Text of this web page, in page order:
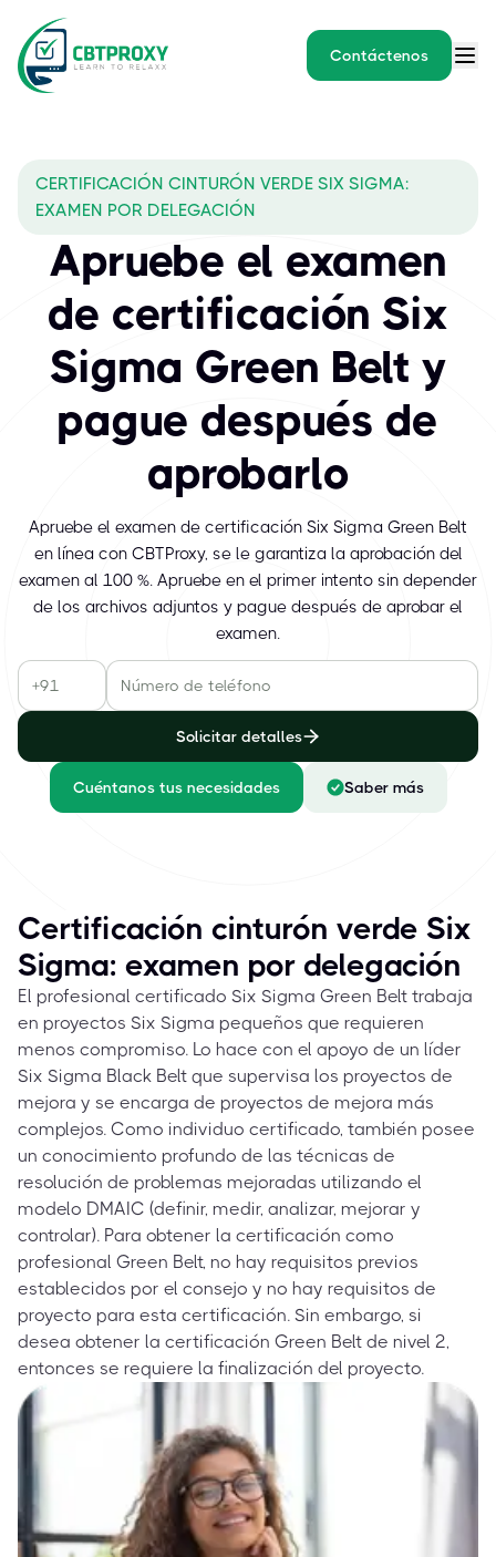
Contáctenos
CERTIFICACIÓN CINTURÓN VERDE SIX SIGMA:
EXAMEN POR DELEGACIÓN
Apruebe el examen
de certificación Six
Sigma Green Belt y
pague después de
aprobarlo
Apruebe el examen de certificación Six Sigma Green Belt
en línea con CBTProxy, se le garantiza la aprobación del
examen al 100 %. Apruebe en el primer intento sin depender
de los archivos adjuntos y pague después de aprobar el
examen.
Solicitar detalles
Cuéntanos tus necesidades Saber más
Certificación cinturón verde Six
Sigma: examen por delegación
El profesional certificado Six Sigma Green Belt trabaja
en proyectos Six Sigma pequeños que requieren
menos compromiso. Lo hace con el apoyo de un líder
Six Sigma Black Belt que supervisa los proyectos de
mejora y se encarga de proyectos de mejora más
complejos. Como individuo certificado, también posee
un conocimiento profundo de las técnicas de
resolución de problemas mejoradas utilizando el
modelo DMAIC (definir, medir, analizar, mejorar y
controlar). Para obtener la certificación como
profesional Green Belt, no hay requisitos previos
establecidos por el consejo y no hay requisitos de
proyecto para esta certificación. Sin embargo, si
desea obtener la certificación Green Belt de nivel 2,
entonces se requiere la finalización del proyecto.